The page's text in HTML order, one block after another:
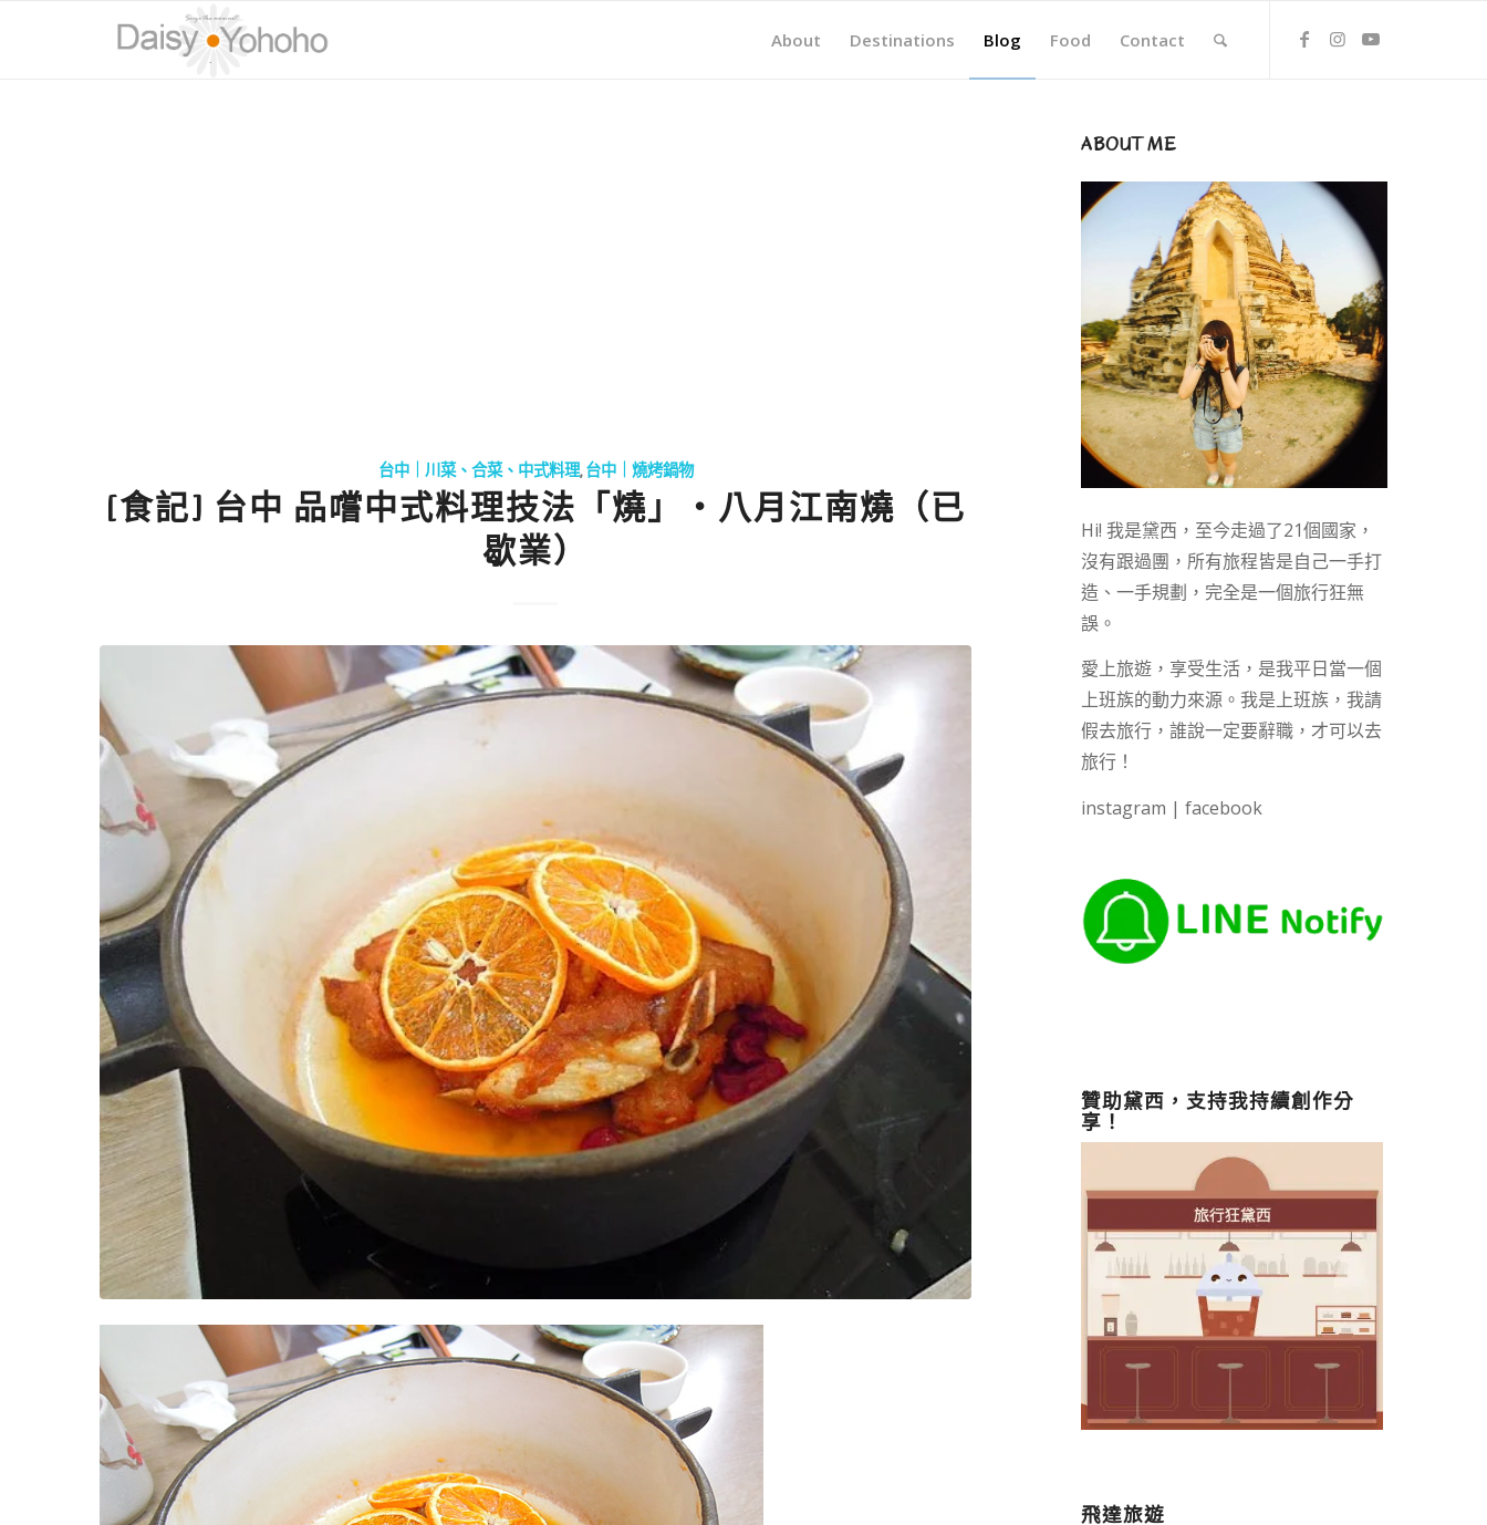
About Destinations Blog Food Contact
台中｜川菜、合菜、中式料理,台中｜燒烤鍋物
[食記] 台中 品嚐中式料理技法「燒」‧八月江南燒（已
歇業）
ABOUT ME
Hi! 我是黛西，至今走過了21個國家，
沒有跟過團，所有旅程皆是自己一手打
造、一手規劃，完全是一個旅行狂無
誤。
愛上旅遊，享受生活，是我平日當一個
上班族的動力來源。我是上班族，我請
假去旅行，誰說一定要辭職，才可以去
旅行！
instagram | facebook
贊助黛西，支持我持續創作分
享！
飛達旅遊